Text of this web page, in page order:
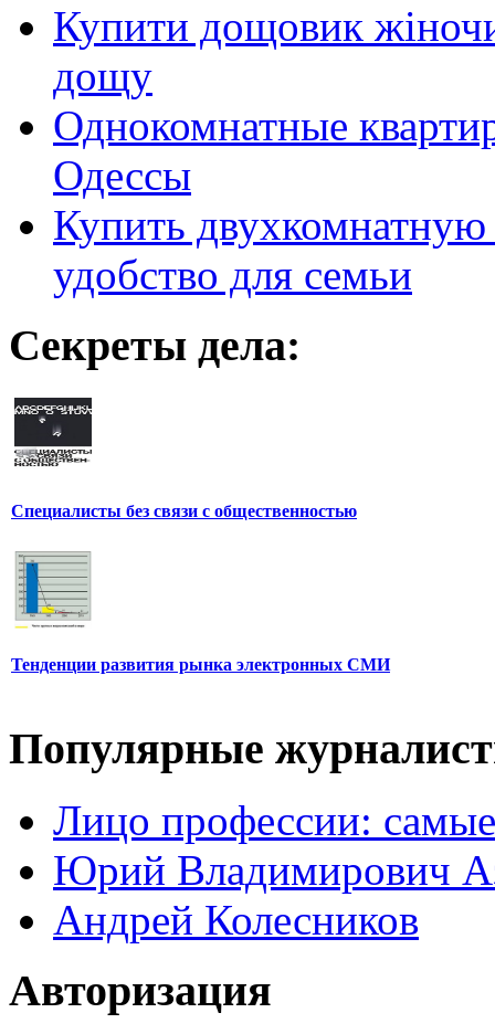
Купити дощовик
дощу
Однокомнатные
Одессы
Купить
удобство для семьи
Секреты дела:
Специалисты без связи с общественностью
Тенденции развития рынка электронных СМИ
Популярные
Лицо профессии:
Юрий Владимирович
Андрей Колесников
Авторизация